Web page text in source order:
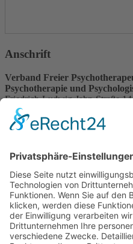
Anschrift
Verband Freier
Psychotherapie und
Friedrich-Ludwig-Jahn-Straße 14
31582 Nienburg/Weser
Service-Team
05021-8650320
Diese E-Mail-Adresse ist vor
muss JavaScript eingeschaltet
Wir sind Mitglied